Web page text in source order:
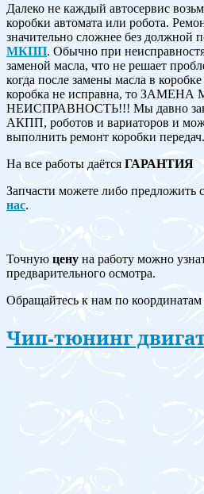
Далеко не каждый автосервис
коробки автомата или робота.
значительно сложнее без должной
МКПП. Обычно при
заменой масла, что не решает
когда после замены масла в
коробка не исправна, то
НЕИСПРАВНОСТЬ!!! Мы давно
АКПП, роботов и вариаторов и
выполнить ремонт коробки передач.
На все работы даётсяГАРАНТИЯ
Запчасти можете либо предложить
нас.
Точную цену на работу можно
предварительного осмотра.
Обращайтесь к нам по координатам
Чип-тюнинг